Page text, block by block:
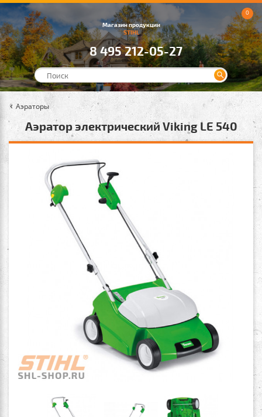
Магазин продукции
STIHL
8 495 212-05-27
0
Аэраторы
Аэратор электрический Viking LE 540